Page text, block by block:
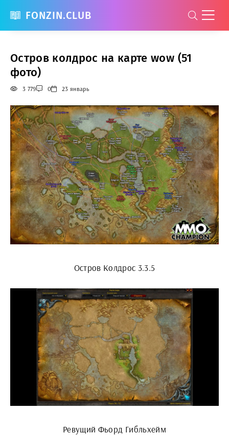
FONZIN.CLUB
Остров колдрос на карте wow (51
фото)
3 779 0 23 январь
Остров Колдрос 3.3.5
Ревущий Фьорд Гибльхейм